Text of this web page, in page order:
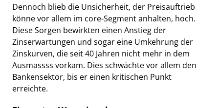
Dennoch blieb die Unsicherheit, der Preisauftrieb
könne vor allem im core-Segment anhalten, hoch.
Diese Sorgen bewirkten einen Anstieg der
Zinserwartungen und sogar eine Umkehrung der
Zinskurven, die seit 40 Jahren nicht mehr in dem
Ausmassss vorkam. Dies schwächte vor allem den
Bankensektor, bis er einen kritischen Punkt
erreichte.